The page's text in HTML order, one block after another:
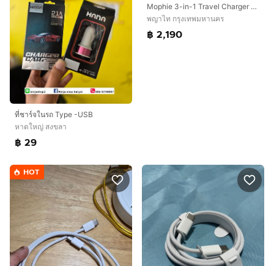
ที่ชาร์จในรถ Type -USB
หาดใหญ่ สงขลา
฿ 29
Mophie 3-in-1 Travel Charger with MagSafe แท่นชาร์จ iPhone Apple Watch AirPods ของแท้ พับเก็บได้
พญาไท กรุงเทพมหานคร
฿ 2,190
HOT